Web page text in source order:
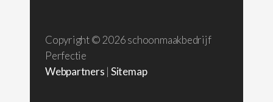
Copyright © 2026 schoonmaakbedrijf
Perfectie
Webpartners | Sitemap